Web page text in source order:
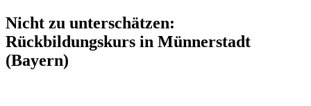
Nicht zu unterschätzen:
Rückbildungskurs in Münnerstadt
(Bayern)